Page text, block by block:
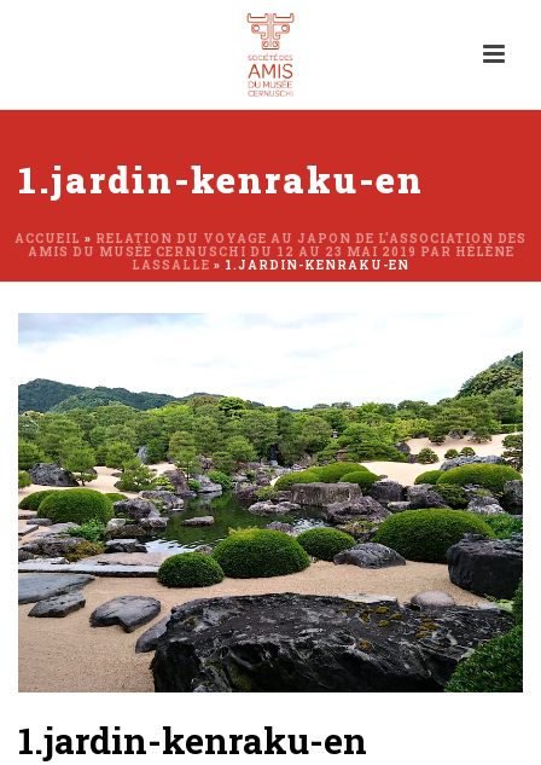
1.jardin-kenraku-en
ACCUEIL » RELATION DU VOYAGE AU JAPON DE L’ASSOCIATION DES
AMIS DU MUSÉE CERNUSCHI DU 12 AU 23 MAI 2019 PAR HÉLÈNE
LASSALLE » 1.JARDIN-KENRAKU-EN
1.jardin-kenraku-en